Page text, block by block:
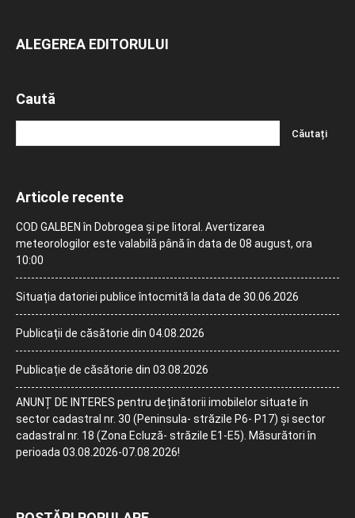
ALEGEREA EDITORULUI
Caută
Articole recente
COD GALBEN în Dobrogea și pe litoral. Avertizarea
meteorologilor este valabilă până în data de 08 august, ora
10:00
Situația datoriei publice întocmită la data de 30.06.2026
Publicații de căsătorie din 04.08.2026
Publicație de căsătorie din 03.08.2026
ANUNȚ DE INTERES pentru deținătorii imobilelor situate în
sector cadastral nr. 30 (Peninsula- străzile P6- P17) și sector
cadastral nr. 18 (Zona Ecluză- străzile E1-E5). Măsurători în
perioada 03.08.2026-07.08.2026!